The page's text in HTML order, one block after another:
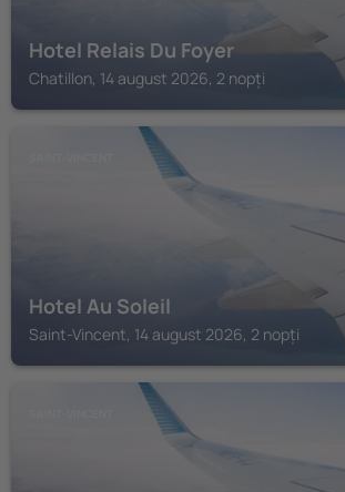
Hotel Relais Du Foyer
Chatillon, 14 august 2026, 2 nopți
Hotel Au Soleil
Saint-Vincent, 14 august 2026, 2 nopți